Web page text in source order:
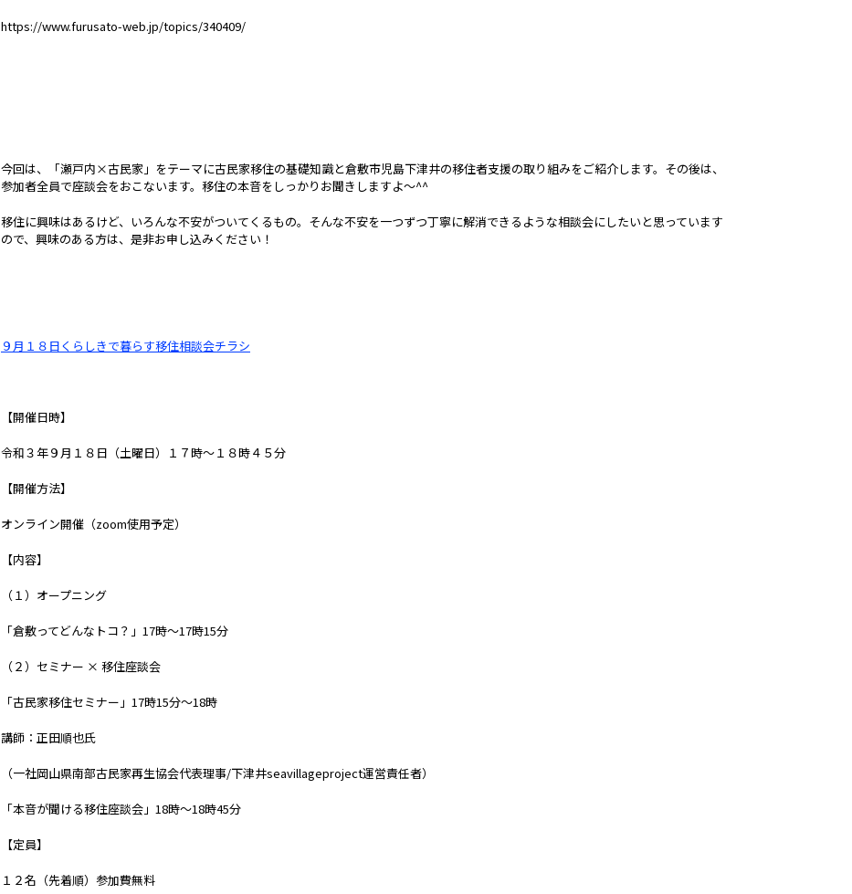
https://www.furusato-web.jp/topics/340409/
今回は、「瀬戸内×古民家」をテーマに古民家移住の基礎知識と倉敷市児島下津井の移住者支援の取り組みをご紹介します。その後は、
参加者全員で座談会をおこないます。移住の本音をしっかりお聞きしますよ～^^
移住に興味はあるけど、いろんな不安がついてくるもの。そんな不安を一つずつ丁寧に解消できるような相談会にしたいと思っています
ので、興味のある方は、是非お申し込みください！
９月１８日くらしきで暮らす移住相談会チラシ
【開催日時】
令和３年９月１８日（土曜日）１７時～１８時４５分
【開催方法】
オンライン開催（zoom使用予定）
【内容】
（１）オープニング
「倉敷ってどんなトコ？」17時～17時15分
（２）セミナー × 移住座談会
「古民家移住セミナー」17時15分～18時
講師：正田順也氏
（一社岡山県南部古民家再生協会代表理事/下津井seavillageproject運営責任者）
「本音が聞ける移住座談会」18時～18時45分
【定員】
１２名（先着順）参加費無料